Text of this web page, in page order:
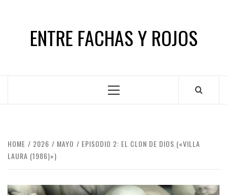
ENTRE FACHAS Y ROJOS
Primary
HOME 2026 MAYO
EPISODIO 2: EL CLON DE DIOS («VILLA
LAURA (1986)»)